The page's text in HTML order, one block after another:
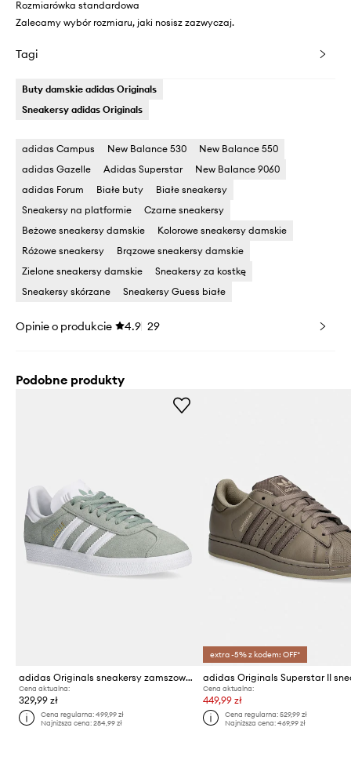
Rozmiarówka standardowa
Zalecamy wybór rozmiaru, jaki nosisz zazwyczaj.
Tagi
Buty damskie adidas Originals
Sneakersy adidas Originals
adidas Campus New Balance 530
New Balance 550
adidas Gazelle
Adidas Superstar
New Balance 9060
adidas Forum
Białe buty
Białe sneakersy
Sneakersy na platformie
Czarne sneakersy
Beżowe sneakersy damskie
Kolorowe sneakersy damskie
Różowe sneakersy
Brązowe sneakersy damskie
Zielone sneakersy damskie
Sneakersy za kostkę
Sneakersy skórzane
Sneakersy Guess białe
Opinie o produkcie 4.9 29
Podobne produkty
adidas Originals sneakersy zamszowe Gazelle
Cena aktualna:
329,99 zł
Cena regularna:499,99 zł
Najniższa cena:284,99 zł
extra -5% z kodem: OFF*
Cena aktualna:
449,99 zł
Cena regularna: 529,99 zł
Najniższa cena: 469,99 zł